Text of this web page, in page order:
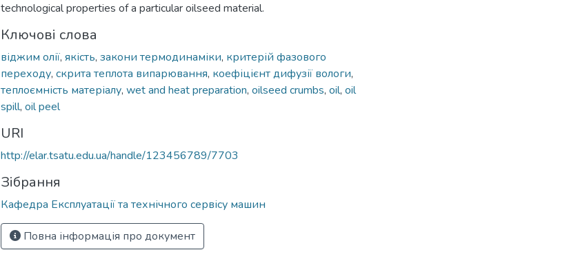
technological properties of a particular oilseed material.
Ключові слова
віджим олії, якість, закони термодинаміки, критерій фазового
переходу, скрита теплота випарювання, коефіцієнт дифузії вологи,
теплоємність матеріалу, wet and heat preparation, oilseed crumbs, oil, oil
spill, oil peel
URI
http://elar.tsatu.edu.ua/handle/123456789/7703
Зібрання
Кафедра Експлуатації та технічного сервісу машин
Повна інформація про документ